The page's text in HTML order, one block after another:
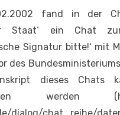
fand in der
Staat‘ ein Chat
Signatur bitte!‘ mit
des
dieses Chats
werden